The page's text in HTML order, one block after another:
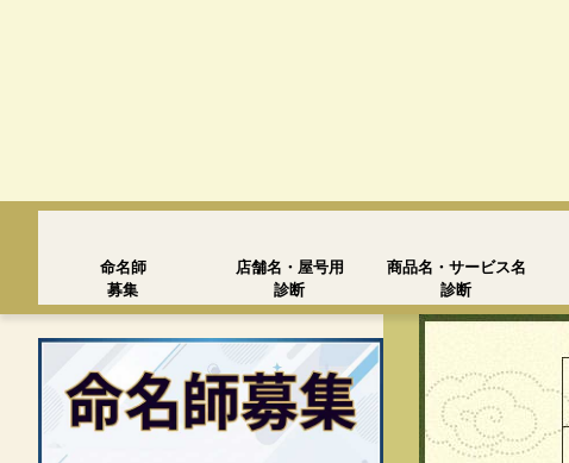
命名師
募集
店舗名・屋号用
診断
商品名・サービス名
診断